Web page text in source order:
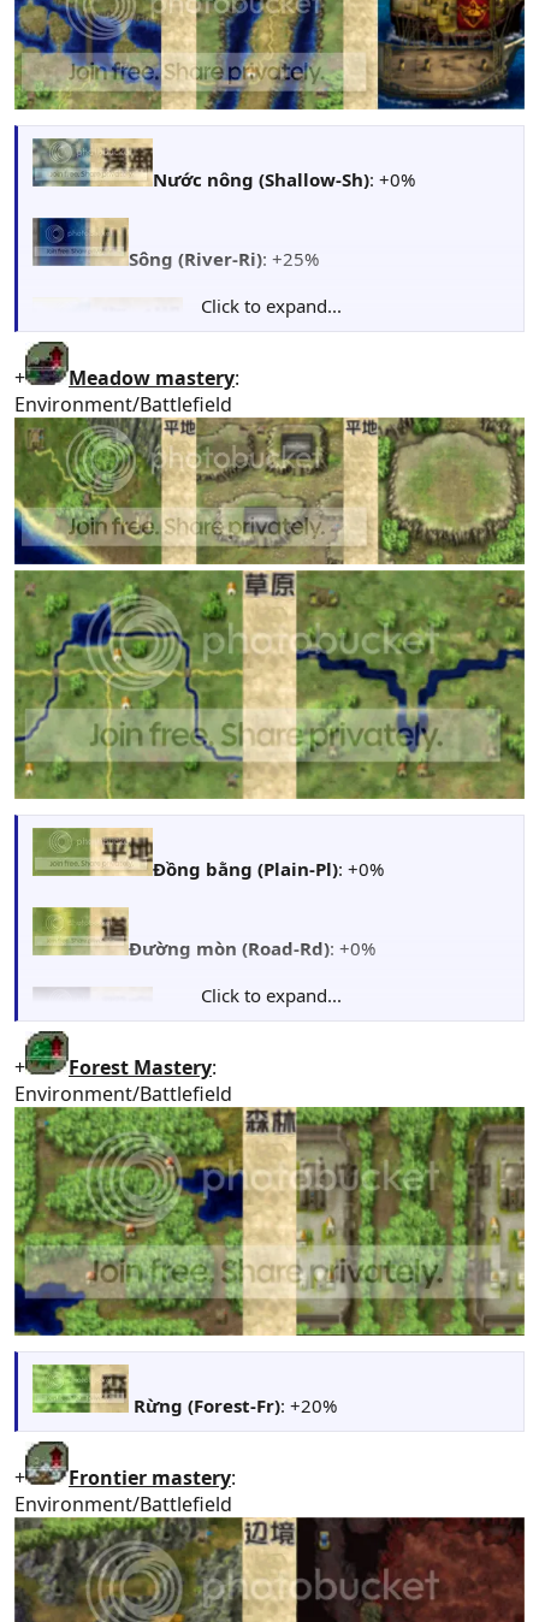
Nước nông (Shallow-Sh): +0%
Sông (River-Ri): +25%
(Bãi) Biển (Sea-S): +30%
Click to expand...
+ Meadow mastery:
Environment/Battlefield
Đồng bằng (Plain-Pl): +0%
Đường mòn (Road-Rd): +0%
Hang động (Cave-C): +0%
Click to expand...
+ Forest Mastery:
Environment/Battlefield
Rừng (Forest-Fr): +20%
+ Frontier mastery:
Environment/Battlefield